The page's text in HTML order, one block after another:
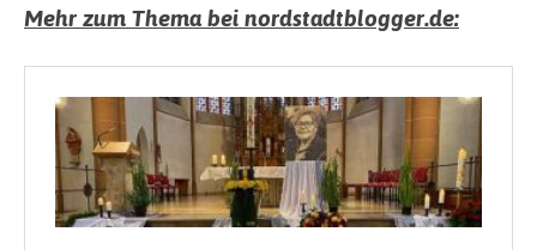
Mehr zum Thema bei nordstadtblogger.de: